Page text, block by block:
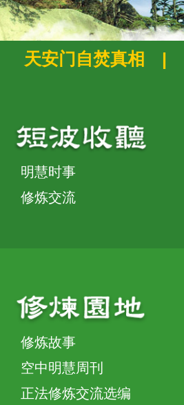
天安门自焚真相 |
明慧时事
修炼交流
修炼故事
空中明慧周刊
正法修炼交流选编